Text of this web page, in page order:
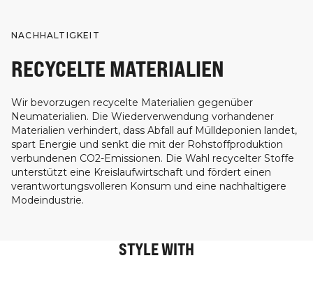
NACHHALTIGKEIT
RECYCELTE MATERIALIEN
Wir bevorzugen recycelte Materialien gegenüber
Neumaterialien. Die Wiederverwendung vorhandener
Materialien verhindert, dass Abfall auf Mülldeponien landet,
spart Energie und senkt die mit der Rohstoffproduktion
verbundenen CO2-Emissionen. Die Wahl recycelter Stoffe
unterstützt eine Kreislaufwirtschaft und fördert einen
verantwortungsvolleren Konsum und eine nachhaltigere
Modeindustrie.
STYLE WITH